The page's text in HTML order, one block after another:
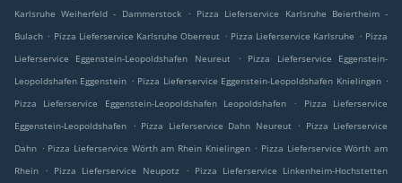
Karlsruhe Weiherfeld - Dammerstock
. Pizza Lieferservice Karlsruhe Beiertheim -
Bulach . Pizza Lieferservice Karlsruhe Oberreut . Pizza Lieferservice Karlsruhe . Pizza
Lieferservice Eggenstein-Leopoldshafen Neureut
.
Pizza Lieferservice Eggenstein-
Leopoldshafen Eggenstein . Pizza Lieferservice Eggenstein-Leopoldshafen Knielingen .
Pizza Lieferservice Eggenstein-Leopoldshafen Leopoldshafen
.
Pizza Lieferservice
Eggenstein-Leopoldshafen
. Pizza Lieferservice Dahn Neureut . Pizza Lieferservice
Dahn . Pizza Lieferservice Wörth am Rhein Knielingen . Pizza Lieferservice Wörth am
Rhein
. Pizza Lieferservice Neupotz . Pizza Lieferservice Linkenheim-Hochstetten